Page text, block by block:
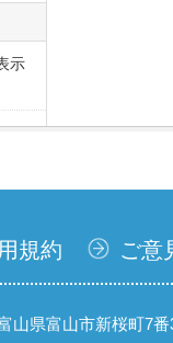
示
規約 ご意
山県富山市新桜町7番